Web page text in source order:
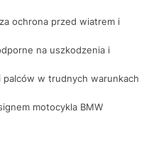
ochrona przed wiatrem i
na uszkodzenia i
palców w trudnych warunkach
motocykla BMW